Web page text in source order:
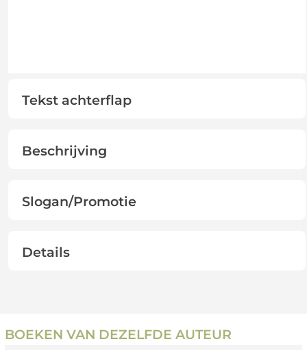
Tekst achterflap
Beschrijving
Slogan/Promotie
Details
BOEKEN VAN DEZELFDE AUTEUR